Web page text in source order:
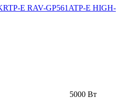
E RAV-GP561ATP-E HIGH-
5000 Вт